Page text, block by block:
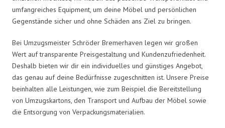
umfangreiches Equipment, um deine Möbel und persönlichen
Gegenstände sicher und ohne Schäden ans Ziel zu bringen.
Bei Umzugsmeister Schröder Bremerhaven legen wir großen
Wert auf transparente Preisgestaltung und Kundenzufriedenheit.
Deshalb bieten wir dir ein individuelles und günstiges Angebot,
das genau auf deine Bedürfnisse zugeschnitten ist. Unsere Preise
beinhalten alle Leistungen, wie zum Beispiel die Bereitstellung
von Umzugskartons, den Transport und Aufbau der Möbel sowie
die Entsorgung von Verpackungsmaterialien.